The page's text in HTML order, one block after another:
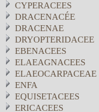
CYPERACEES
DRACENACÉE
DRACENAE
DRYOPTERIDACEE
EBENACEES
ELAEAGNACEES
ELAEOCARPACEAE
ENFA
EQUISETACEES
ERICACEES